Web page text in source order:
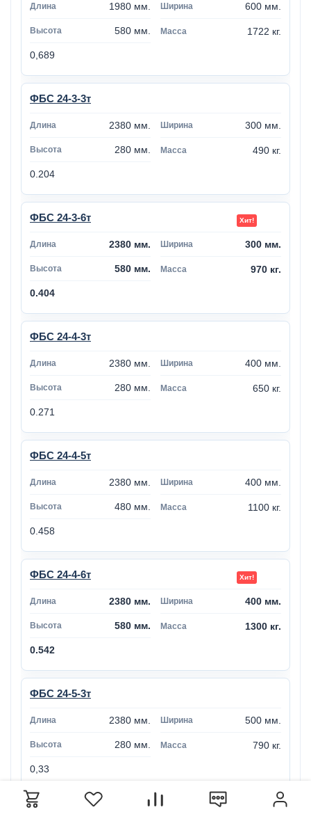
1980 мм. 600 мм.
580 мм. 1722 кг.
0,689
ФБС 24-3-3т
2380 мм. 300 мм.
280 мм. 490 кг.
0.204
ФБС 24-3-6т
2380 мм. 300 мм.
580 мм. 970 кг.
0.404
ФБС 24-4-3т
2380 мм. 400 мм.
280 мм. 650 кг.
0.271
ФБС 24-4-5т
2380 мм. 400 мм.
480 мм. 1100 кг.
0.458
ФБС 24-4-6т
2380 мм. 400 мм.
580 мм. 1300 кг.
0.542
ФБС 24-5-3т
2380 мм. 500 мм.
280 мм. 790 кг.
0,33